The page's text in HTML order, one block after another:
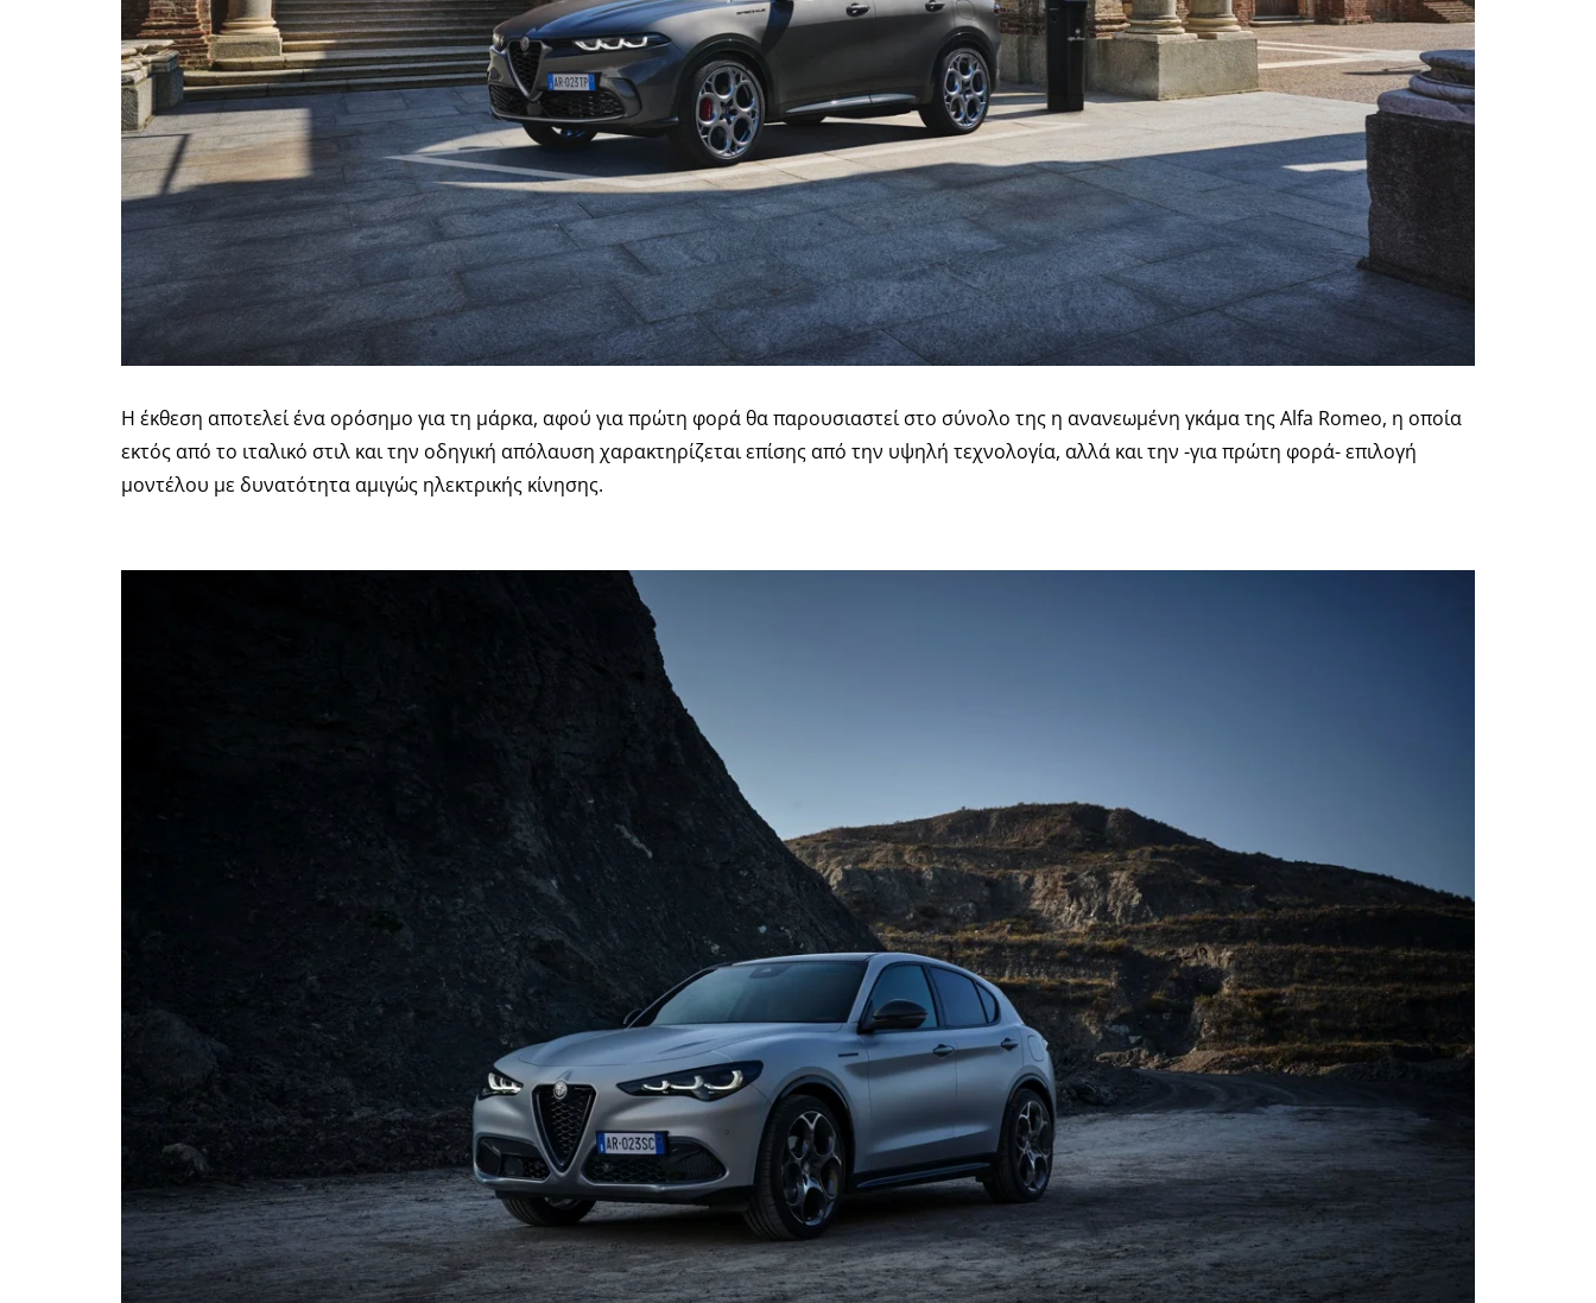
Η έκθεση αποτελεί ένα ορόσημο για τη μάρκα, αφού για πρώτη φορά θα παρουσιαστεί στο σύνολο της η ανανεωμένη γκάμα τηςAlfa Romeo, η οποία
εκτός από το ιταλικό στιλ και την οδηγική απόλαυση χαρακτηρίζεται επίσης από την υψηλή τεχνολογία, αλλά και την -για πρώτη φορά- επιλογή
μοντέλου με δυνατότητα αμιγώς ηλεκτρικής κίνησης.